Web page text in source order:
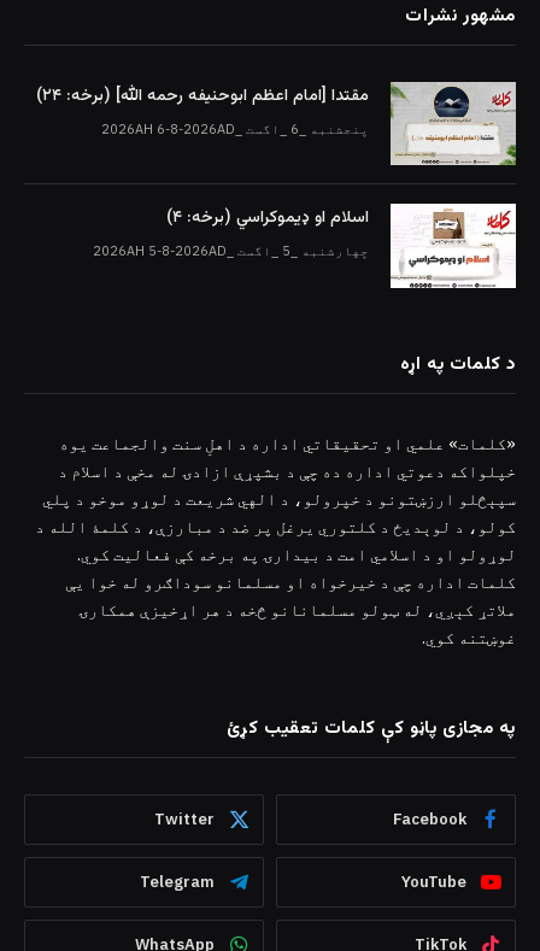
مشهور نشرات
مقتدا [امام اعظم ابوحنیفه رحمه الله‎] (برخه: ۲۴)
پنجشنبه _6 _اگست _2026AH 6-8-2026AD
اسلام او ډیموکراسي (برخه: ۴)
چهارشنبه _5 _اگست _2026AH 5-8-2026AD
د کلمات په اړه
«کلمات» علمي او تحقیقاتي اداره د اهلِ سنت والجماعت یوه
خپلواکه دعوتي اداره ده چې د بشپړې ازادۍ له مخې د اسلام د
سپېڅلو ارزښتونو د خپرولو، د الهي شریعت د لوړو موخو د پلي
کولو، د لوېدیځ د کلتوري یرغل پر ضد د مبارزې، د کلمۀ الله د
لوړولو او د اسلامي امت د بیدارۍ په برخه کې فعالیت کوي.
کلمات اداره چې د خیرخواه او مسلمانو سوداګرو له خوا یې
ملاتړ کېږي، له ټولو مسلمانانو څخه د هر اړخیزې همکارۍ
غوښتنه کوي.
په مجازی پاڼو کې کلمات تعقیب کړئ
Facebook
Twitter
YouTube
Telegram
TikTok
WhatsApp